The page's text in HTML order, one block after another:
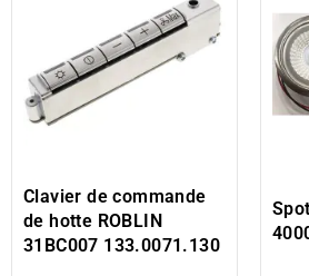
Clavier de commande
de hotte ROBLIN
31BC007 133.0071.130